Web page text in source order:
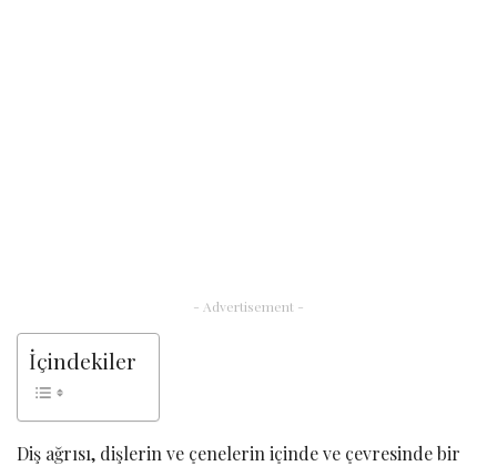
- Advertisement -
İçindekiler
Diş ağrısı, dişlerin ve çenelerin içinde ve çevresinde bir